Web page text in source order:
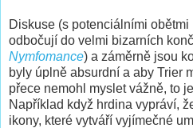
Diskuse (s potenciálními
odbočují do velmi bizarních
Nymfomance) a záměrně jsou
byly úplně absurdní a aby Trier
přece nemohl myslet vážně, to
Například když hrdina vypráví,
ikony, které vytváří vyjímečné